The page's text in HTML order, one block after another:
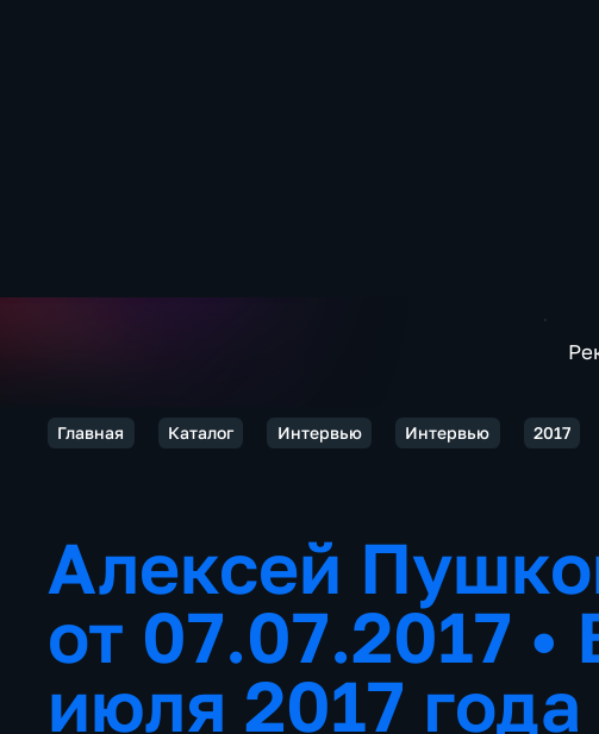
Главная Каталог Интервью Интервью 2017
Алексей
от 07.07.2017 •
июля 2017 года